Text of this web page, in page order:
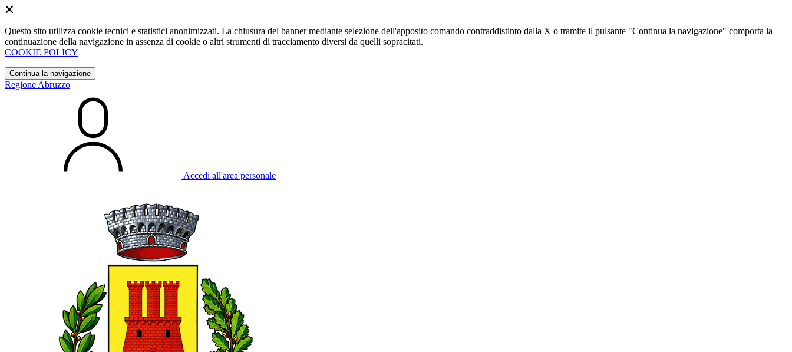
Questo sito utilizza cookie tecnici e statistici anonimizzati. La chiusura del banner mediante selezione dell'apposito comando contraddistinto dalla X o tramite il pulsante "Continua la navigazione" comporta la
continuazione della navigazione in assenza di cookie o altri strumenti di tracciamento diversi da quelli sopracitati.
COOKIE POLICY
Continua la navigazione
Regione Abruzzo
Accedi all'area personale